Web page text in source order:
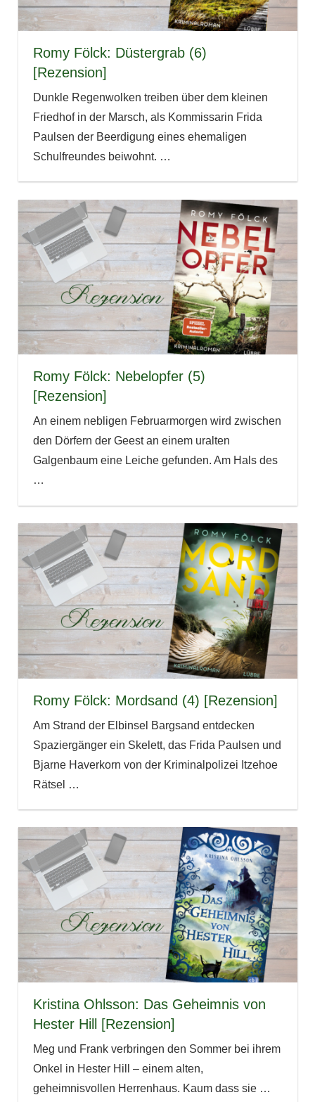
Romy Fölck: Düstergrab (6)
[Rezension]
Dunkle Regenwolken treiben über dem kleinen
Friedhof in der Marsch, als Kommissarin Frida
Paulsen der Beerdigung eines ehemaligen
Schulfreundes beiwohnt. …
Romy Fölck: Nebelopfer (5)
[Rezension]
An einem nebligen Februarmorgen wird zwischen
den Dörfern der Geest an einem uralten
Galgenbaum eine Leiche gefunden. Am Hals des
…
Romy Fölck: Mordsand (4) [Rezension]
Am Strand der Elbinsel Bargsand entdecken
Spaziergänger ein Skelett, das Frida Paulsen und
Bjarne Haverkorn von der Kriminalpolizei Itzehoe
Rätsel …
Kristina Ohlsson: Das Geheimnis von
Hester Hill [Rezension]
Meg und Frank verbringen den Sommer bei ihrem
Onkel in Hester Hill – einem alten,
geheimnisvollen Herrenhaus. Kaum dass sie …